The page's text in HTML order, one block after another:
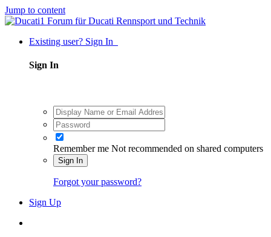
Jump to content
Existing user? Sign In
Sign In
Remember me Not recommended on shared computers
Sign In
Forgot your password?
Sign Up